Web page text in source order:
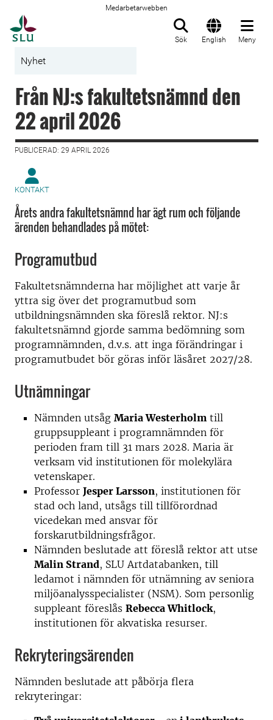
Medarbetarwebben
Sök English Meny
Nyhet
Från NJ:s fakultetsnämnd den
22 april 2026
PUBLICERAD: 29 APRIL 2026
KONTAKT
Årets andra fakultetsnämnd har ägt rum och följande
ärenden behandlades på mötet:
Programutbud
Fakultetsnämnderna har möjlighet att varje år
yttra sig över det programutbud som
utbildningsnämnden ska föreslå rektor. NJ:s
fakultetsnämnd gjorde samma bedömning som
programnämnden, d.v.s. att inga förändringar i
programutbudet bör göras inför läsåret 2027/28.
Utnämningar
Nämnden utsåg Maria Westerholm till
gruppsuppleant i programnämnden för
perioden fram till 31 mars 2028. Maria är
verksam vid institutionen för molekylära
vetenskaper.
Professor Jesper Larsson, institutionen för
stad och land, utsågs till tillförordnad
vicedekan med ansvar för
forskarutbildningsfrågor.
Nämnden beslutade att föreslå rektor att utse
Malin Strand, SLU Artdatabanken, till
ledamot i nämnden för utnämning av seniora
miljöanalysspecialister (NSM). Som personlig
suppleant föreslås Rebecca Whitlock,
institutionen för akvatiska resurser.
Rekryteringsärenden
Nämnden beslutade att påbörja flera
rekryteringar: